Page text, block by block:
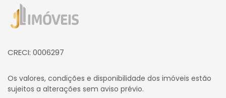
Página inicial
CRECI: 0006297
Os valores, condições e disponibilidade dos imóveis estão
sujeitos a alterações sem aviso prévio.